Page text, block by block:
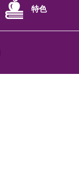
特色